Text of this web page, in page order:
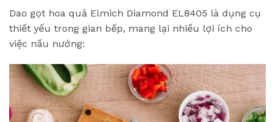
Dao gọt hoa quả Elmich Diamond EL8405 là dụng cụ
thiết yếu trong gian bếp, mang lại nhiều lợi ích cho
việc nấu nướng: